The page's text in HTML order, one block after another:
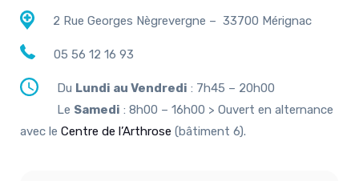
2 Rue Georges Nègrevergne – 33700 Mérignac
05 56 12 16 93
Du Lundi au Vendredi : 7h45 – 20h00
Le Samedi : 8h00 – 16h00 > Ouvert en alternance
avec le Centre de l’Arthrose (bâtiment 6).